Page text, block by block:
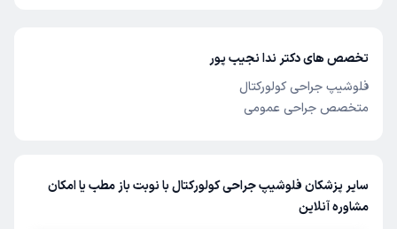
تخصص های دکتر ندا نجیب پور
فلوشیپ جراحی کولورکتال
متخصص جراحی عمومی
سایر پزشکان فلوشیپ جراحی کولورکتال با نوبت باز مطب یا امکان
مشاوره آنلاین